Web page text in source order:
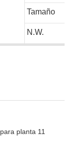
Tamaño
N.W.